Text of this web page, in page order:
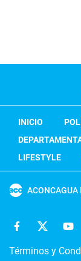
INICIO
LIFESTYLE
ACONCAGUA
Términos y